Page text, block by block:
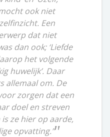
ook niet
Een
dat niet
dan ook; ‘Liefde
het volgende
huwelijk’. Daar
allemaal om. De
zorgen dat een
doel en streven
ze hier op aarde,
opvatting.”